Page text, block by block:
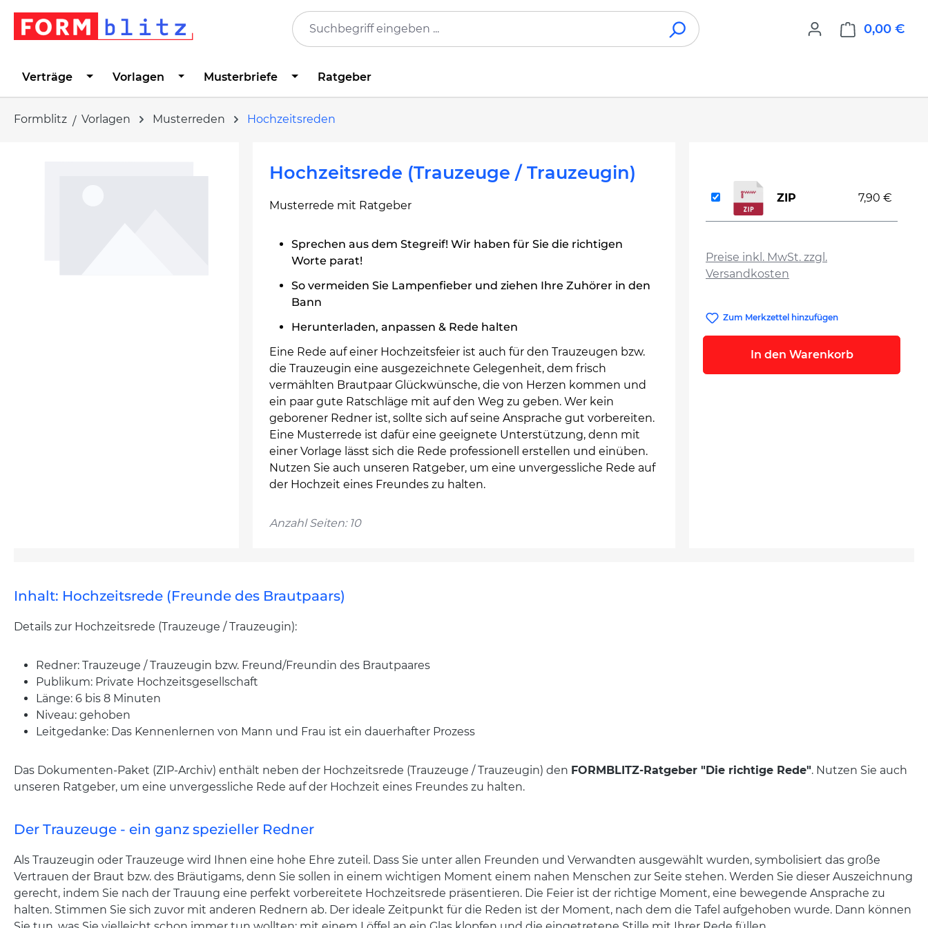
Zur Hauptnavigation springen
0,00 €
Verträge Vorlagen Musterbriefe Ratgeber
Formblitz Vorlagen Musterreden Hochzeitsreden
Hochzeitsrede (Trauzeuge / Trauzeugin)
Musterrede mit Ratgeber
Sprechen aus dem Stegreif! Wir haben für Sie die richtigen
Worte parat!
So vermeiden Sie Lampenfieber und ziehen Ihre Zuhörer in den
Bann
Herunterladen, anpassen & Rede halten
Eine Rede auf einer Hochzeitsfeier ist auch für den Trauzeugen bzw.
die Trauzeugin eine ausgezeichnete Gelegenheit, dem frisch
vermählten Brautpaar Glückwünsche, die von Herzen kommen und
ein paar gute Ratschläge mit auf den Weg zu geben. Wer kein
geborener Redner ist, sollte sich auf seine Ansprache gut vorbereiten.
Eine Musterrede ist dafür eine geeignete Unterstützung, denn mit
einer Vorlage lässt sich die Rede professionell erstellen und einüben.
Nutzen Sie auch unseren Ratgeber, um eine unvergessliche Rede auf
der Hochzeit eines Freundes zu halten.
Anzahl Seiten: 10
Preise inkl. MwSt. zzgl.
Versandkosten
ZIP 7,90 €
Zum Merkzettel hinzufügen
In den Warenkorb
Inhalt: Hochzeitsrede (Freunde des Brautpaars)
Details zur Hochzeitsrede (Trauzeuge / Trauzeugin):
Redner: Trauzeuge / Trauzeugin bzw. Freund/Freundin des Brautpaares
Publikum: Private Hochzeitsgesellschaft
Länge: 6 bis 8 Minuten
Niveau: gehoben
Leitgedanke: Das Kennenlernen von Mann und Frau ist ein dauerhafter Prozess
Das Dokumenten-Paket (ZIP-Archiv) enthält neben der Hochzeitsrede (Trauzeuge / Trauzeugin) den FORMBLITZ-Ratgeber "Die richtige Rede". Nutzen Sie auch
unseren Ratgeber, um eine unvergessliche Rede auf der Hochzeit eines Freundes zu halten.
Der Trauzeuge - ein ganz spezieller Redner
Als Trauzeugin oder Trauzeuge wird Ihnen eine hohe Ehre zuteil. Dass Sie unter allen Freunden und Verwandten ausgewählt wurden, symbolisiert das große
Vertrauen der Braut bzw. des Bräutigams, denn Sie sollen in einem wichtigen Moment einem nahen Menschen zur Seite stehen. Werden Sie dieser Auszeichnung
gerecht, indem Sie nach der Trauung eine perfekt vorbereitete Hochzeitsrede präsentieren. Die Feier ist der richtige Moment, eine bewegende Ansprache zu
halten. Stimmen Sie sich zuvor mit anderen Rednern ab. Der ideale Zeitpunkt für die Reden ist der Moment, nach dem die Tafel aufgehoben wurde. Dann können